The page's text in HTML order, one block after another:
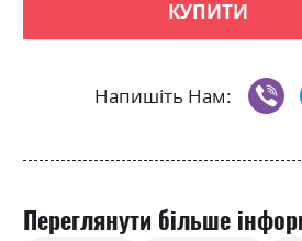
КУПИТИ
Напишіть Нам:
Переглянути більше